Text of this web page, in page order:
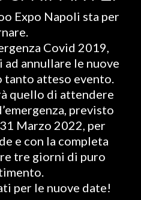
Expo Napoli sta per
Covid 2019,
annullare le nuove
atteso evento.
quello di attendere
previsto
Marzo 2022, per
e con la completa
tre giorni di puro
per le nuove date!